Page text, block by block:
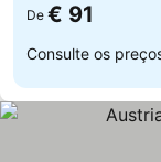
De € 91
Consulte os